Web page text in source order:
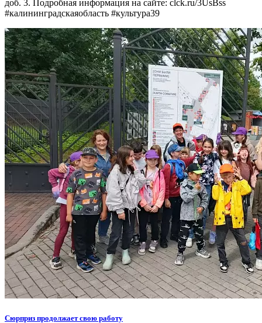
доб. 3. Подробная информация на сайте: clck.ru/3UsBss
#калининградскаяобласть #культура39
Сюрприз продолжает свою работу